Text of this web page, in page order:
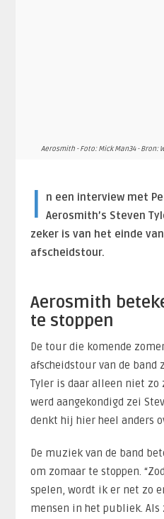
Aerosmith - Foto: Mick Man34 - Bron:
I
n een interview met
Aerosmith’s Steven
zeker is van het einde
afscheidstour.
Aerosmith
te stoppen
De tour die komende
afscheidstour van de band
Tyler is daar alleen niet zo
werd aangekondigd zei
denkt hij hier heel anders
De muziek van de band
om zomaar te stoppen.
spelen, wordt ik er net zo
mensen in het publiek.